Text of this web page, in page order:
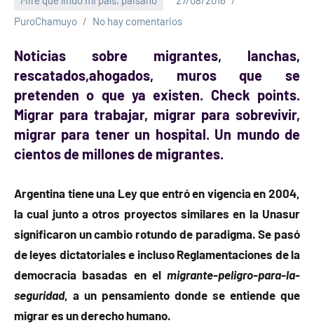
PuroChamuyo
No hay comentarios
Noticias sobre migrantes, lanchas,
rescatados,ahogados, muros que se
pretenden o que ya existen. Check points.
Migrar para trabajar, migrar para sobrevivir,
migrar para tener un hospital. Un mundo de
cientos de millones de migrantes.
Argentina tiene una Ley que entró en vigencia en 2004,
la cual junto a otros proyectos similares en la Unasur
significaron un cambio rotundo de paradigma. Se pasó
de leyes dictatoriales e incluso Reglamentaciones de la
democracia basadas en el migrante-peligro-para-la-
seguridad, a un pensamiento donde se entiende que
migrar es un derecho humano.